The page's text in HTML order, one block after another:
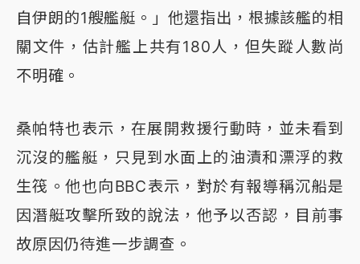
自伊朗的1艘艦艇。」他還指出，根據該艦的相
關文件，估計艦上共有180人，但失蹤人數尚
不明確。
桑帕特也表示，在展開救援行動時，並未看到
沉沒的艦艇，只見到水面上的油漬和漂浮的救
生筏。他也向BBC表示，對於有報導稱沉船是
因潛艇攻擊所致的說法，他予以否認，目前事
故原因仍待進一步調查。